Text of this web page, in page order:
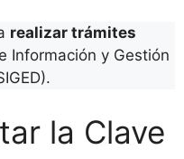
realizar trámites
Información y Gestión
la Clave